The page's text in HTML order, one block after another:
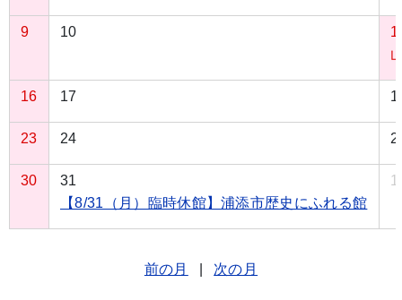
9 10
16 17
23 24
30
31
【8/31（月）臨時休館】浦添市歴史にふれる館
1
前の月 次の月